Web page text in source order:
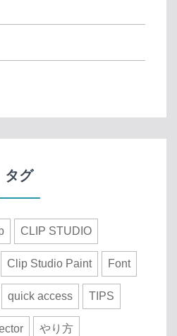
タグ
CLIP STUDIO
Clip Studio Paint Font
quick access TIPS
やり方